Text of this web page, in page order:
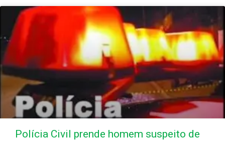
Polícia Civil prende homem suspeito de